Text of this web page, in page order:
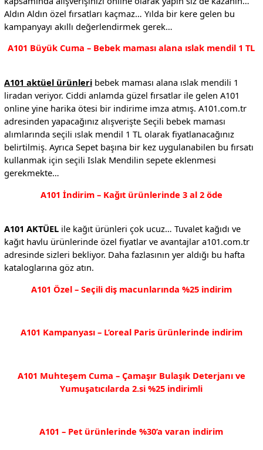
Aldın Aldın özel fırsatları kaçmaz… Yılda bir kere gelen bu
kampanyayı akıllı değerlendirmek gerek…
A101 Büyük Cuma – Bebek maması alana ıslak mendil 1 TL
A101 aktüel ürünleribebek maması alana ıslak mendili 1
liradan veriyor. Ciddi anlamda güzel fırsatlar ile gelen A101
online yine harika ötesi bir indirime imza atmış. A101.com.tr
adresinden yapacağınız alışverişte Seçili bebek maması
alımlarında seçili ıslak mendil 1 TL olarak fiyatlanacağınız
belirtilmiş. Ayrıca Sepet başına bir kez uygulanabilen bu fırsatı
kullanmak için seçili Islak Mendilin sepete eklenmesi
gerekmekte…
A101 İndirim – Kağıt ürünlerinde 3 al 2 öde
A101 AKTÜELile kağıt ürünleri çok ucuz… Tuvalet kağıdı ve
kağıt havlu ürünlerinde özel fiyatlar ve avantajlar a101.com.tr
adresinde sizleri bekliyor. Daha fazlasının yer aldığı bu hafta
kataloglarına göz atın.
A101 Özel – Seçili diş macunlarında %25 indirim
A101 Kampanyası – L’oreal Paris ürünlerinde indirim
A101 Muhteşem Cuma – Çamaşır Bulaşık Deterjanı ve
Yumuşatıcılarda 2.si %25 indirimli
A101 – Pet ürünlerinde %30’a varan indirim